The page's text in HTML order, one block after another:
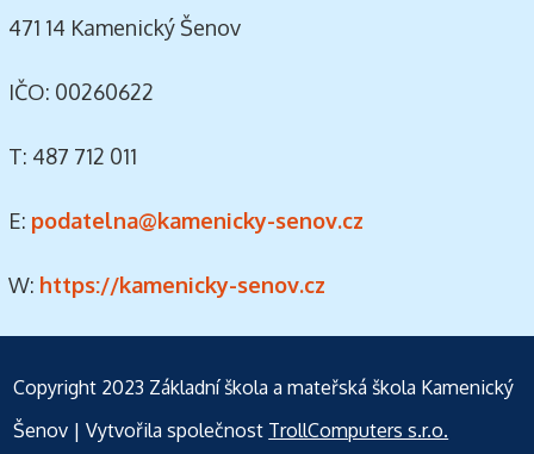
471 14 Kamenický Šenov
IČO: 00260622
T: 487 712 011
E: podatelna@kamenicky-senov.cz
W: https://kamenicky-senov.cz
Copyright 2023 Základní škola a mateřská škola Kamenický
Šenov | Vytvořila společnost TrollComputers s.r.o.